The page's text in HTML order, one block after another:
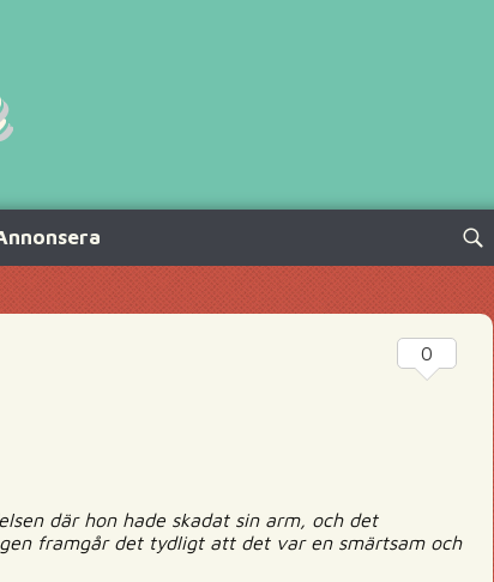
Sök
efter:
där hon hade skadat sin arm, och det
framgår det tydligt att det var en smärtsam och
0